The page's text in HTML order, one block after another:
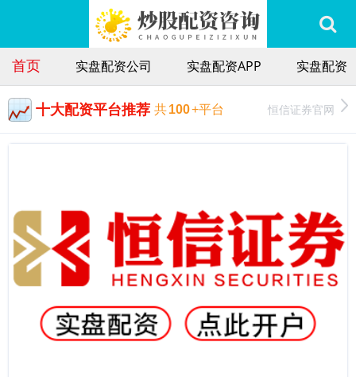
首页 实盘配资公司 实盘配资APP 实盘配资
十大配资平台推荐 共100+平台 恒信证券官网